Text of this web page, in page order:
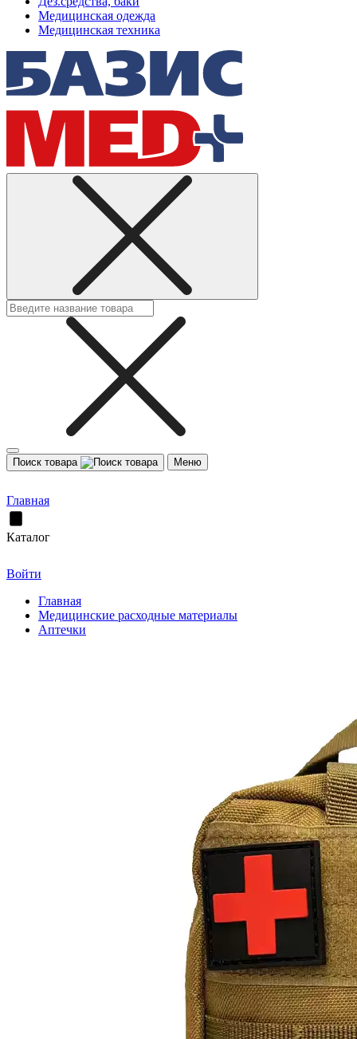
Медицинская одежда
Медицинская техника
Поиск товара Меню
Главная
Каталог
Войти
Главная
Медицинские расходные материалы
Аптечки